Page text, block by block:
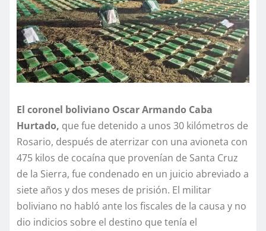
El coronel boliviano Oscar Armando Caba
Hurtado, que fue detenido a unos 30 kilómetros de
Rosario, después de aterrizar con una avioneta con
475 kilos de cocaína que provenían de Santa Cruz
de la Sierra, fue condenado en un juicio abreviado a
siete años y dos meses de prisión. El militar
boliviano no habló ante los fiscales de la causa y no
dio indicios sobre el destino que tenía el